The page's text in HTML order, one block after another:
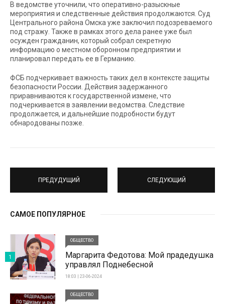
В ведомстве уточнили, что оперативно-разыскные
мероприятия и следственные действия продолжаются. Суд
Центрального района Омска уже заключил подозреваемого
под стражу. Также в рамках этого дела ранее уже был
осужден гражданин, который собрал секретную
информацию о местном оборонном предприятии и
планировал передать ее в Германию.
ФСБ подчеркивает важность таких дел в контексте защиты
безопасности России. Действия задержанного
приравниваются к государственной измене, что
подчеркивается в заявлении ведомства. Следствие
продолжается, и дальнейшие подробности будут
обнародованы позже.
ПРЕДУДУЩИЙ СЛЕДУЮЩИЙ
САМОЕ ПОПУЛЯРНОЕ
ОБЩЕСТВО
Маргарита Федотова: Мой прадедушка
управлял Поднебесной
18:03 | 23-06-2024
1
ОБЩЕСТВО